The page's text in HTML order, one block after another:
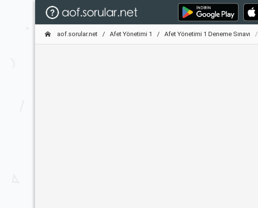
aof.sorular.net Afet Yönetimi 1 Afet Yönetimi 1 Deneme Sınavı